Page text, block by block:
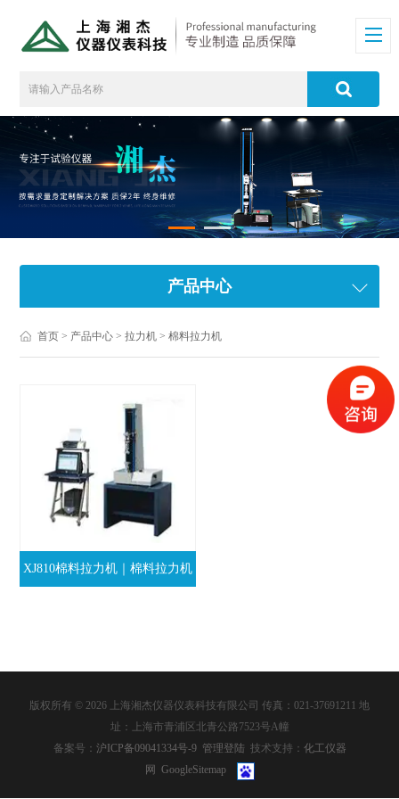
产品中心
首页 > 产品中心 >拉力机 >棉料拉力机
XJ810棉料拉力机｜棉料拉力机
版权所有 © 2026 上海湘杰仪器仪表科技有限公司 传真：021-37691211 地
址：上海市青浦区北青公路7523号A幢
备案号： 沪ICP备09041334号-9 管理登陆 技术支持： 化工仪器
网 GoogleSitemap